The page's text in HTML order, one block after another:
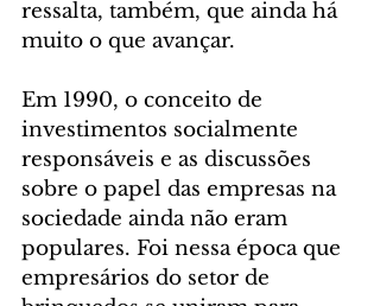
ressalta, também, que ainda há
muito o que avançar.
Em 1990, o conceito de
investimentos socialmente
responsáveis e as discussões
sobre o papel das empresas na
sociedade ainda não eram
populares. Foi nessa época que
empresários do setor de